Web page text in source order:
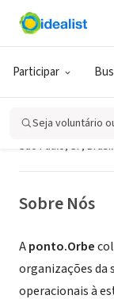
Participar
Seja voluntário
Contínuo
Sociedade
São Paulo, SP, Brasil
Sobre Nós
Aponto.Orbe
organizações da
operacionais à